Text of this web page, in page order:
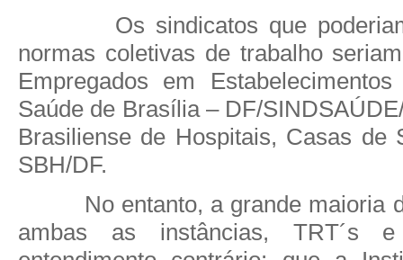
Os sindicatos que
normas coletivas de trabalho
Empregados em
Saúde de Brasília – DF/
Brasiliense de Hospitais, Casas de
SBH/DF.
No entanto, a grande maioria
ambas as instâncias, TRT´s